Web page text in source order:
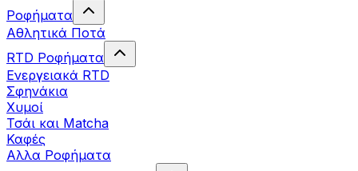
Ροφήματα
Αθλητικά Ποτά
RTD Ροφήματα
Ενεργειακά RTD
Σφηνάκια
Χυμοί
Τσάι και Matcha
Καφές
Αλλα Ροφήματα